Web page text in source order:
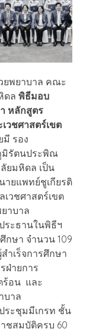
ยพยาบาล คณะ
ดล พิธีมอบ
หลักสูตร
วชศาสตร์เขต
มี รอง
มิรัตนประพิณ
ยมหิดล เป็น
ยแพทย์ชูเกียรติ
วชศาสตร์เขต
าบาล
ระธานในพิธีฯ
กษา จำนวน 109
ำเร็จการศึกษา
ายการ
ร้อน และ
บาล
ระชุมมีเกรท ชั้น
ชสมบัติครบ 60